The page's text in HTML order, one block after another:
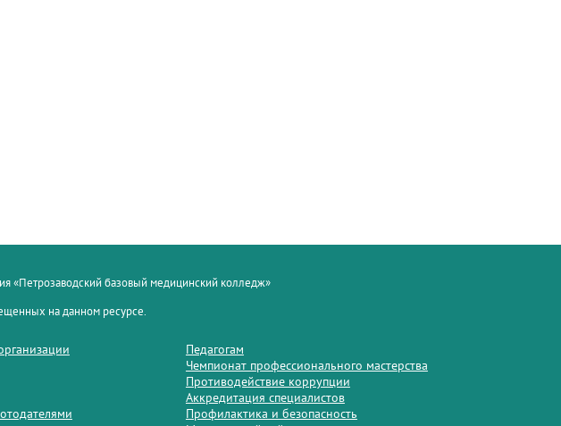
«Петрозаводский базовый медицинский колледж»
на данном ресурсе.
Педагогам
Чемпионат профессионального мастерства
Противодействие коррупции
Аккредитация специалистов
Профилактика и безопасность